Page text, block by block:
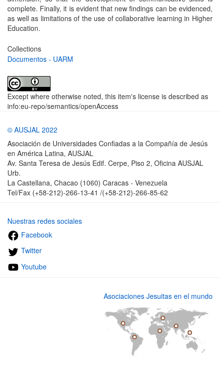
complete. Finally, it is evident that new findings can be evidenced,
as well as limitations of the use of collaborative learning in Higher
Education.
Collections
Documentos - UARM
Except where otherwise noted, this item's license is described as
info:eu-repo/semantics/openAccess
© AUSJAL 2022
Asociación de Universidades Confiadas a la Compañía de Jesús
en América Latina, AUSJAL
Av. Santa Teresa de Jesús Edif. Cerpe, Piso 2, Oficina AUSJAL
Urb.
La Castellana, Chacao (1060) Caracas - Venezuela
Tel/Fax (+58-212)-266-13-41 /(+58-212)-266-85-62
Nuestras redes sociales
Facebook
Twitter
Youtube
Asociaciones Jesuitas en el mundo